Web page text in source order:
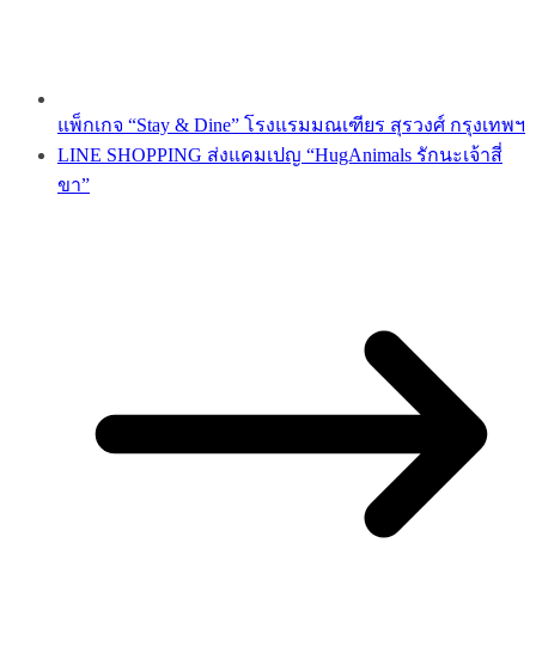
แพ็กเกจ “Stay & Dine” โรงแรมมณเฑียร สุรวงศ์ กรุงเทพฯ
LINE SHOPPING ส่งแคมเปญ “HugAnimals รักนะเจ้าสี่
ขา”